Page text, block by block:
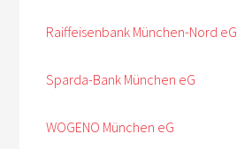
Raiffeisenbank München-Nord eG
Sparda-Bank München eG
WOGENO München eG